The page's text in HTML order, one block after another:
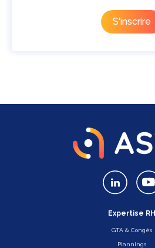
Expertise RH
GTA & Congés
Plannings